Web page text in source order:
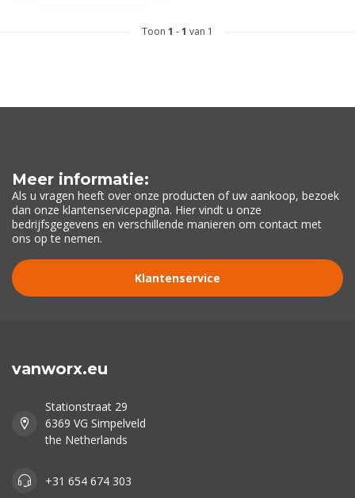
Toon 1 -1 van 1
Meer informatie:
Als u vragen heeft over onze producten of uw aankoop, bezoek
dan onze klantenservicepagina. Hier vindt u onze
bedrijfsgegevens en verschillende manieren om contact met
ons op te nemen.
Klantenservice
vanworx.eu
Stationstraat 29
6369 VG Simpelveld
the Netherlands
+31 654 674 303